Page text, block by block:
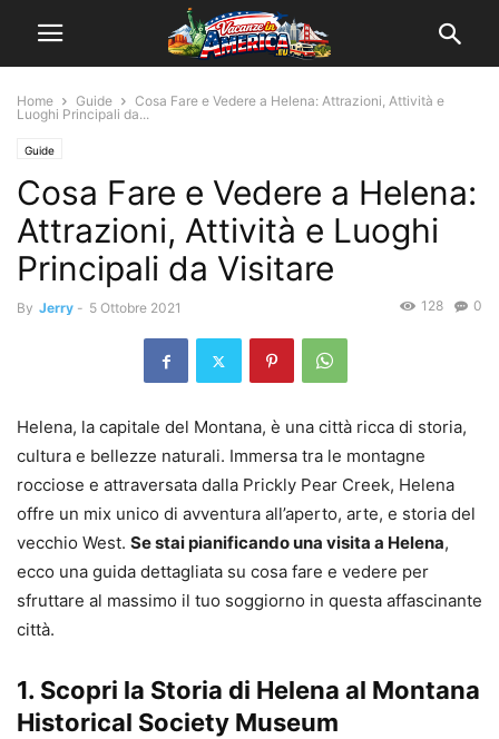
Home Guide
Cosa Fare e Vedere a Helena: Attrazioni, Attività e
Luoghi Principali da...
Guide
Cosa Fare e Vedere a Helena:
Attrazioni, Attività e Luoghi
Principali da Visitare
By Jerry - 5 Ottobre 2021 0
128
Helena, la capitale del Montana, è una città ricca di storia,
cultura e bellezze naturali. Immersa tra le montagne
rocciose e attraversata dalla Prickly Pear Creek, Helena
offre un mix unico di avventura all’aperto, arte, e storia del
vecchio West. Se stai pianificando una visita a Helena,
ecco una guida dettagliata su cosa fare e vedere per
sfruttare al massimo il tuo soggiorno in questa affascinante
città.
1. Scopri la Storia di Helena al Montana
Historical Society Museum